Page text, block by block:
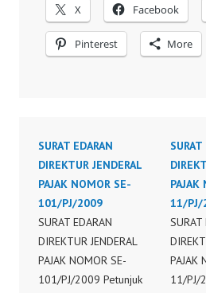
X Facebook
Pinterest More
SURAT EDARAN
DIREKTUR JENDERAL
PAJAK NOMOR SE-
101/PJ/2009
SURAT EDARAN
DIREKTUR JENDERAL
PAJAK NOMOR SE-
101/PJ/2009 Petunjuk
SURAT
PAJAK
11/PJ/
SURAT
PAJAK
11/PJ/